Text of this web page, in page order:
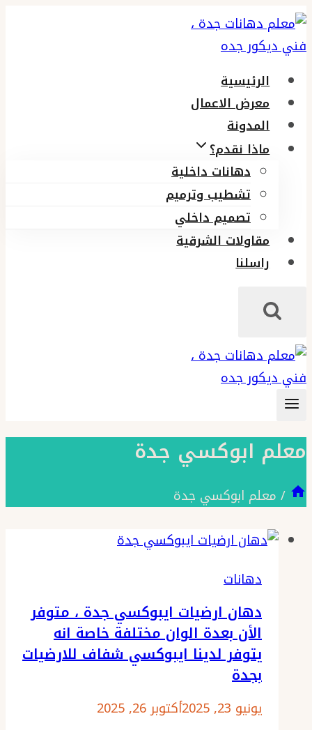
التجاوز
إلى
المحتوى
الرئيسية
معرض الاعمال
المدونة
ماذا نقدم؟
دهانات داخلية
تشطيب وترميم
تصميم داخلي
مقاولات الشرقية
راسلنا
معلم ابوكسي جدة
/ معلم ابوكسي جدة
دهانات
دهان ارضيات ايبوكسي جدة ، متوفر
الأن بعدة الوان مختلفة خاصة انه
يتوفر لدينا ايبوكسي شفاف للارضيات
بجدة
يونيو 23, 2025
أكتوبر 26, 2025